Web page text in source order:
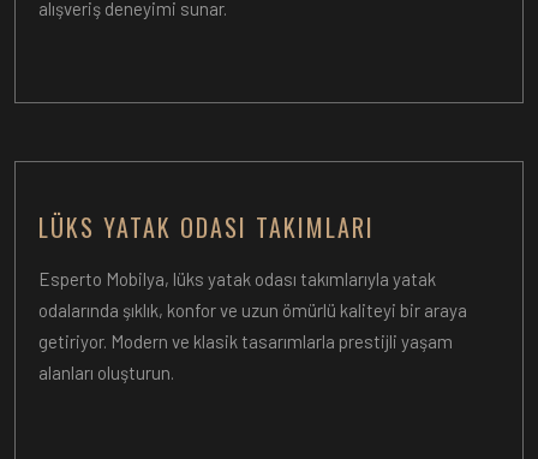
alışveriş deneyimi sunar.
LÜKS YATAK ODASI TAKIMLARI
Esperto Mobilya, lüks yatak odası takımlarıyla yatak
odalarında şıklık, konfor ve uzun ömürlü kaliteyi bir araya
getiriyor. Modern ve klasik tasarımlarla prestijli yaşam
alanları oluşturun.